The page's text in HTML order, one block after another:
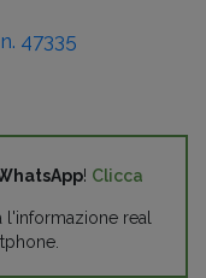
47335
! Clicca
l'informazione real